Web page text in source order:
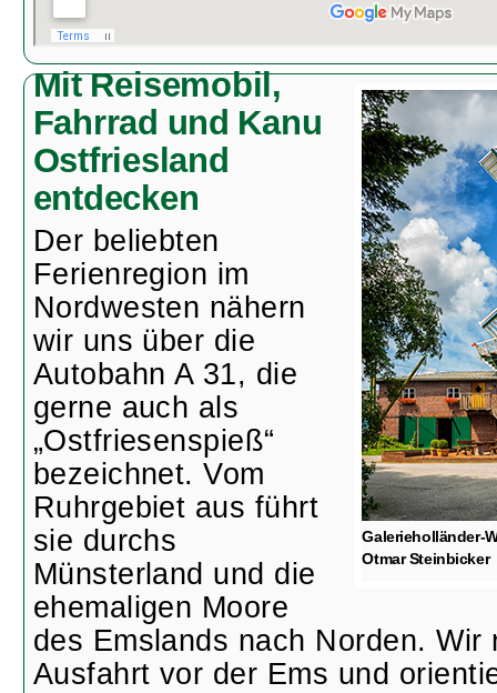
Galerieholländer-
Otmar Steinbicker
Mit Reisemobil,
Fahrrad und Kanu
Ostfriesland
entdecken
Der beliebten
Ferienregion im
Nordwesten nähern
wir uns über die
Autobahn A 31, die
gerne auch als
„Ostfriesenspieß“
bezeichnet. Vom
Ruhrgebiet aus führt
sie durchs
Münsterland und die
ehemaligen Moore
des Emslands nach Norden. Wir
Ausfahrt vor der Ems und